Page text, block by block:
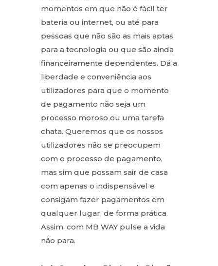
momentos em que não é fácil ter
bateria ou internet, ou até para
pessoas que não são as mais aptas
para a tecnologia ou que são ainda
financeiramente dependentes. Dá a
liberdade e conveniência aos
utilizadores para que o momento
de pagamento não seja um
processo moroso ou uma tarefa
chata. Queremos que os nossos
utilizadores não se preocupem
com o processo de pagamento,
mas sim que possam sair de casa
com apenas o indispensável e
consigam fazer pagamentos em
qualquer lugar, de forma prática.
Assim, com MB WAY pulse a vida
não para.